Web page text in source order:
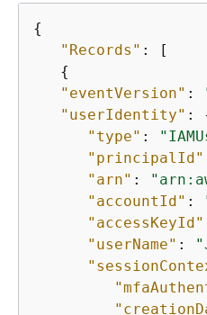
{
"Records" : [
{
"eventVersion" :
"userIdentity" :
"type" :
"principalId"
"arn" :
"accountId" :
"accessKeyId"
"userName" :